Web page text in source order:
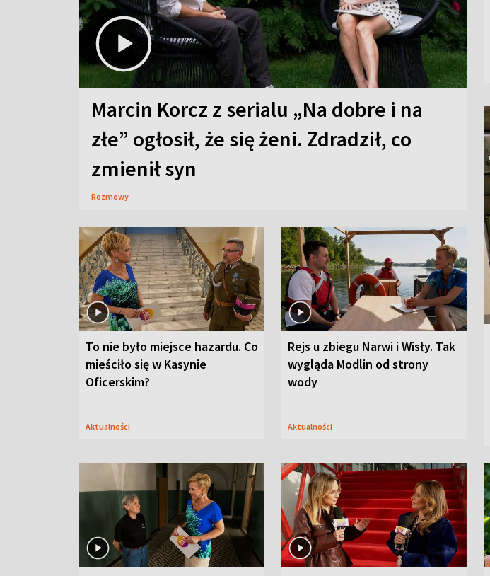
Marcin Korcz z serialu „Na dobre i na
złe” ogłosił, że się żeni. Zdradził, co
zmienił syn
Rozmowy
To nie było miejsce hazardu. Co
mieściło się w Kasynie
Oficerskim?
Aktualności
Rejs u zbiegu Narwi i Wisły. Tak
wygląda Modlin od strony
wody
Aktualności